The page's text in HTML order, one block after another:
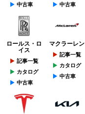
中古車
中古車
ロールス・ロ
イス
記事一覧
カタログ
中古車
マクラーレン
記事一覧
カタログ
中古車